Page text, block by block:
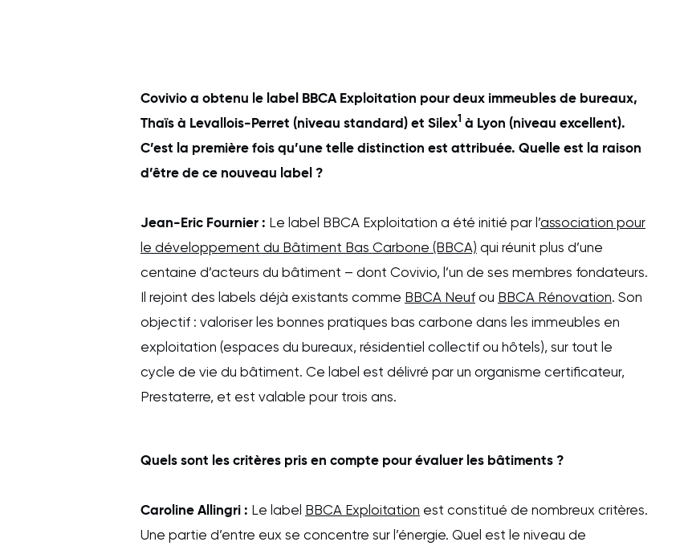
Covivio a obtenu le label BBCA Exploitation pour deux immeubles de bureaux,
Thaïs à Levallois-Perret (niveau standard) et Silex1 à Lyon (niveau excellent).
C’est la première fois qu’une telle distinction est attribuée. Quelle est la raison
d’être de ce nouveau label ?
Jean-Eric Fournier : Le label BBCA Exploitation a été initié par l’association pour
le développement du Bâtiment Bas Carbone (BBCA) qui réunit plus d’une
centaine d’acteurs du bâtiment – dont Covivio, l’un de ses membres fondateurs.
Il rejoint des labels déjà existants comme BBCA Neuf ou BBCA Rénovation. Son
objectif : valoriser les bonnes pratiques bas carbone dans les immeubles en
exploitation (espaces du bureaux, résidentiel collectif ou hôtels), sur tout le
cycle de vie du bâtiment. Ce label est délivré par un organisme certificateur,
Prestaterre, et est valable pour trois ans.
Quels sont les critères pris en compte pour évaluer les bâtiments ?
Caroline Allingri : Le label BBCA Exploitation est constitué de nombreux critères.
Une partie d’entre eux se concentre sur l’énergie. Quel est le niveau de